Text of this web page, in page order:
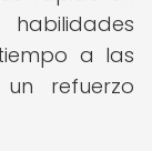
a las
refuerzo